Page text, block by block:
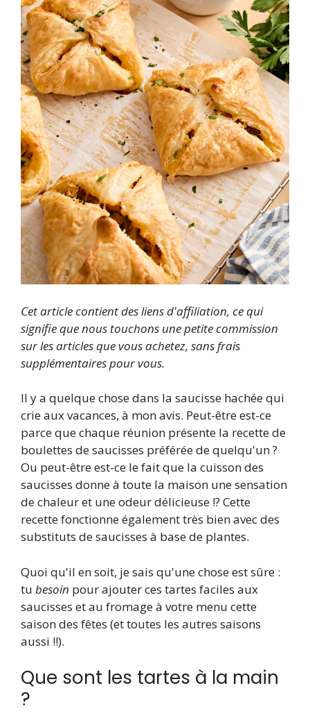
Cet article contient des liens d'affiliation, ce qui
signifie que nous touchons une petite commission
sur les articles que vous achetez, sans frais
supplémentaires pour vous.
Il y a quelque chose dans la saucisse hachée qui
crie aux vacances, à mon avis. Peut-être est-ce
parce que chaque réunion présente la recette de
boulettes de saucisses préférée de quelqu'un ?
Ou peut-être est-ce le fait que la cuisson des
saucisses donne à toute la maison une sensation
de chaleur et une odeur délicieuse !? Cette
recette fonctionne également très bien avec des
substituts de saucisses à base de plantes.
Quoi qu'il en soit, je sais qu'une chose est sûre :
tu besoin pour ajouter ces tartes faciles aux
saucisses et au fromage à votre menu cette
saison des fêtes (et toutes les autres saisons
aussi !!).
Que sont les tartes à la main
?